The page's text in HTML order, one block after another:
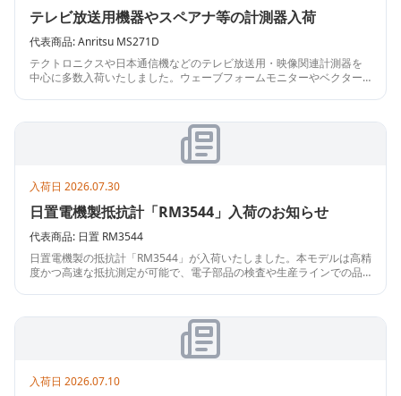
テレビ放送用機器やスペアナ等の計測器入荷
代表商品:Anritsu MS271D
テクトロニクスや日本通信機などのテレビ放送用・映像関連計測器を
中心に多数入荷いたしました。ウェーブフォームモニターやベクター
定器も揃っております。放送・通信分野での検証や保守用途にご検討
入荷日 2026.07.30
日置電機製抵抗計「RM3544」入荷のお知らせ
代表商品: 日置 RM3544
日置電機製の抵抗計「RM3544」が入荷いたしました。本モデルは高精
度かつ高速な抵抗測定が可能で、電子部品の検査や生産ラインでの品
ある機器となっております。導入をご検討中の方は、ぜひお早めにお
入荷日 2026.07.10